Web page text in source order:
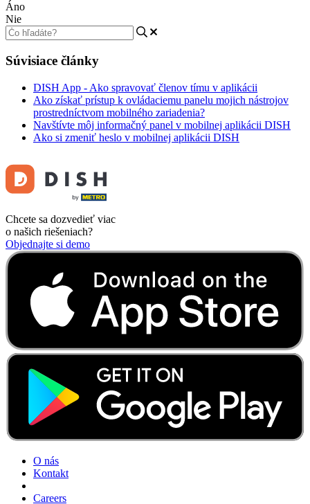
Áno
Nie
Súvisiace články
DISH App - Ako spravovať členov tímu v aplikácii
Ako získať prístup k ovládaciemu panelu mojich nástrojov
prostredníctvom mobilného zariadenia?
Navštívte môj informačný panel v mobilnej aplikácii DISH
Ako si zmeniť heslo v mobilnej aplikácii DISH
Chcete sa dozvedieť viac
o našich riešeniach?
Objednajte si demo
O nás
Kontakt
Careers